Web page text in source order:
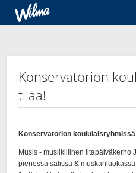
Konservatorion
tilaa!